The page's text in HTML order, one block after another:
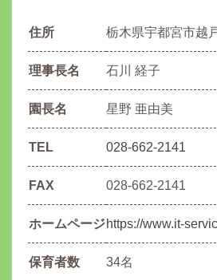
住所 栃木県宇都宮市越
理事長名 石川 経子
園長名 星野 亜由美
TEL 028-662-2141
FAX 028-662-2141
ホームページhttps://www.it-
保育者数 34名